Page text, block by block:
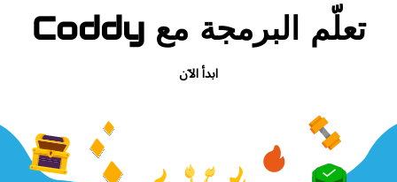
تعلّم البرمجة مع Coddy
ابدأ الآن